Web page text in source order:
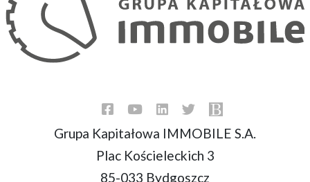
Grupa Kapitałowa IMMOBILE S.A.
Plac Kościeleckich 3
85-033 Bydgoszcz